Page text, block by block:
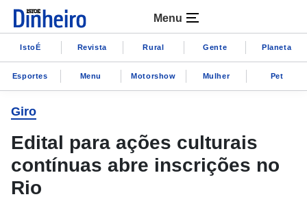
Menu
IstoÉ Revista Rural Gente Planeta
Esportes Menu Motorshow Mulher Pet
Giro
Edital para ações culturais
contínuas abre inscrições no
Rio